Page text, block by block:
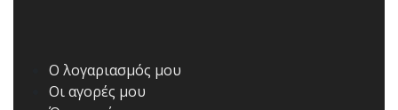
Ο λογαριασμός μου
Οι αγορές μου